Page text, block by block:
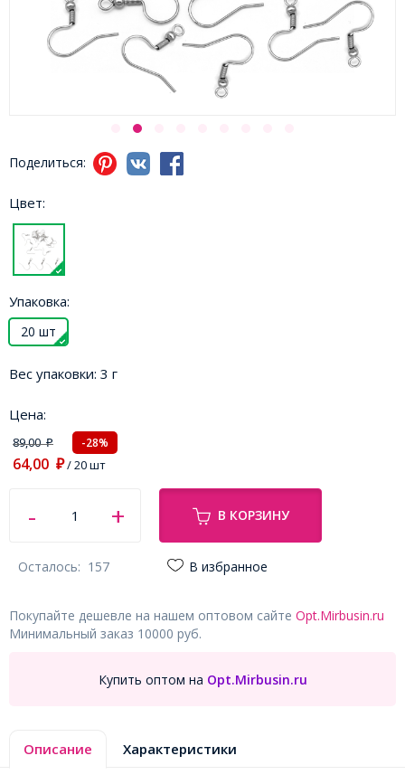
Поделиться:
Цвет:
Упаковка:
20 шт
Вес упаковки: 3 г
Цена:
89,00₽ -28%
64,00 ₽/ 20 шт
В КОРЗИНУ
Осталось: 157 В избранное
Покупайте дешевле на нашем оптовом сайте Opt.Mirbusin.ru
Минимальный заказ 10000 руб.
Купить оптом на Opt.Mirbusin.ru
Описание Характеристики